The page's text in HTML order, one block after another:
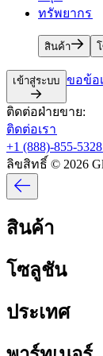
ทรัพยากร​​
สินค้า​​
เข้าสู่ระบบ​​ ขอข้อ
ติดต่อฝ่ายขาย:​​
ติดต่อเรา​​
+1 (888)-855-5328​​
ลิขสิทธิ์ © 2026
สินค้า​​
โซลูชัน​​
ประเทศ​​